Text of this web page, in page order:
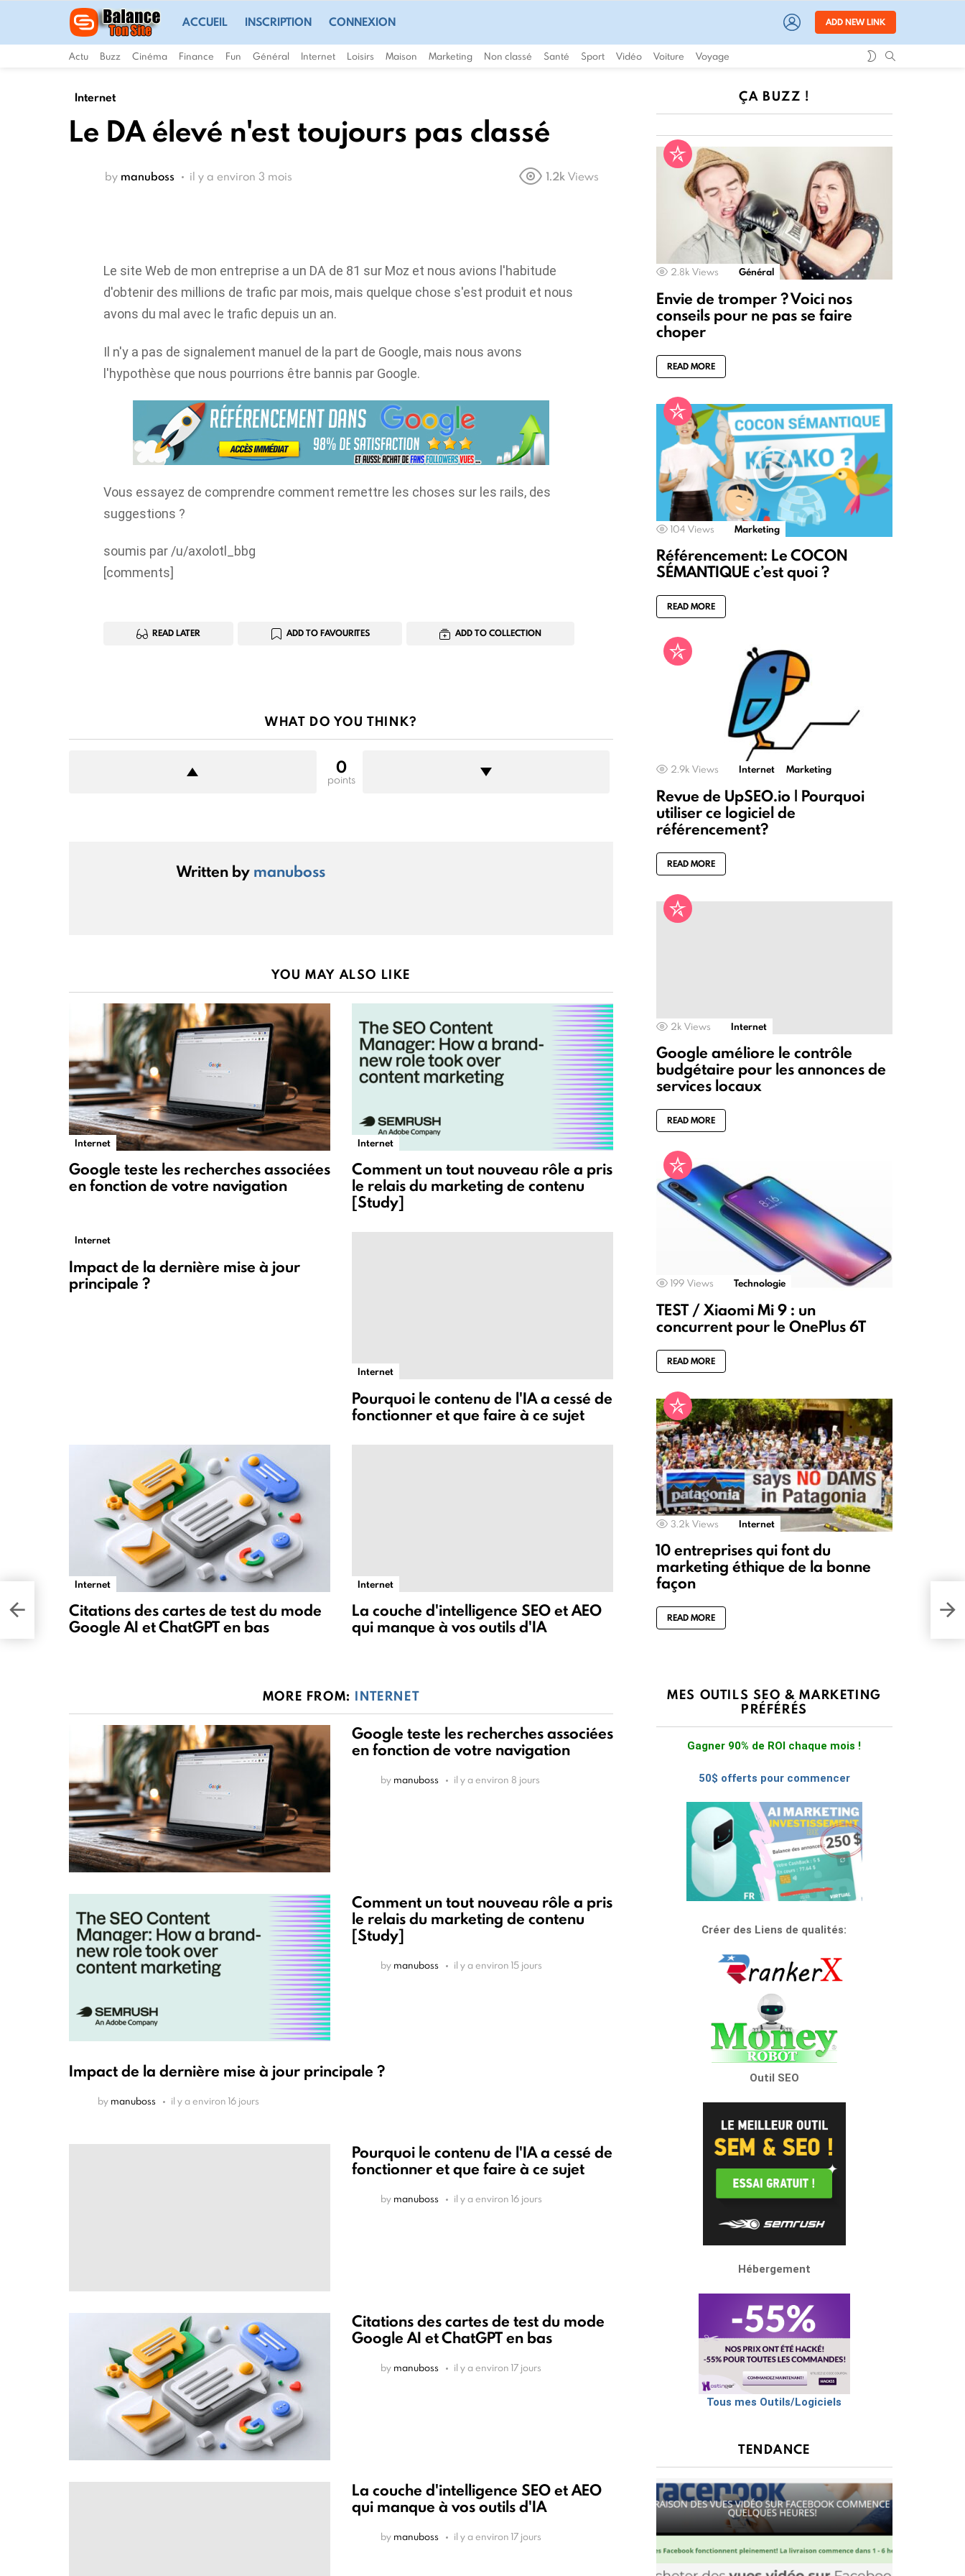
ACCUEIL INSCRIPTION CONNEXION LOGIN ADD NEW LINK
Actu Buzz Cinéma Finance Fun Général Internet Loisirs Maison Marketing Non classé Santé Sport Vidéo Voiture Voyage
SWITCH
Internet
Le DA élevé n'est toujours pas classé
by manuboss il y a environ 3 mois 1.2k Views
Le site Web de mon entreprise a un DA de 81 sur Moz et nous avions l'habitude
d'obtenir des millions de trafic par mois, mais quelque chose s'est produit et nous
avons du mal avec le trafic depuis un an.
Il n'y a pas de signalement manuel de la part de Google, mais nous avons
l'hypothèse que nous pourrions être bannis par Google.
Vous essayez de comprendre comment remettre les choses sur les rails, des
suggestions ?
soumis par /u/axolotl_bbg
[comments]
READ LATER ADD TO FAVOURITES ADD TO COLLECTION
WHAT DO YOU THINK?
0
points
Written by manuboss
YOU MAY ALSO LIKE
Internet
Google teste les recherches associées
en fonction de votre navigation
Internet
Comment un tout nouveau rôle a pris
le relais du marketing de contenu
[Study]
Internet
Impact de la dernière mise à jour
principale ?
Internet
Pourquoi le contenu de l'IA a cessé de
fonctionner et que faire à ce sujet
Internet
Citations des cartes de test du mode
Google AI et ChatGPT en bas
Internet
La couche d'intelligence SEO et AEO
qui manque à vos outils d'IA
MORE FROM: INTERNET
Google teste les recherches associées
en fonction de votre navigation
by manuboss il y a environ 8 jours
Comment un tout nouveau rôle a pris
le relais du marketing de contenu
[Study]
by manuboss il y a environ 15 jours
Impact de la dernière mise à jour principale ?
by manuboss il y a environ 16 jours
Pourquoi le contenu de l'IA a cessé de
fonctionner et que faire à ce sujet
by manuboss il y a environ 16 jours
Citations des cartes de test du mode
Google AI et ChatGPT en bas
by manuboss il y a environ 17 jours
La couche d'intelligence SEO et AEO
qui manque à vos outils d'IA
by manuboss il y a environ 17 jours
ÇA BUZZ !
2.8k Views Général
Envie de tromper ? Voici nos
conseils pour ne pas se faire
choper
READ MORE
104 Views Marketing
Référencement: Le COCON
SÉMANTIQUE c’est quoi ?
READ MORE
2.9k Views Internet Marketing
Revue de UpSEO.io | Pourquoi
utiliser ce logiciel de
référencement?
READ MORE
2k Views Internet
Google améliore le contrôle
budgétaire pour les annonces de
services locaux
READ MORE
199 Views Technologie
TEST / Xiaomi Mi 9 : un
concurrent pour le OnePlus 6T
READ MORE
3.2k Views Internet
10 entreprises qui font du
marketing éthique de la bonne
façon
READ MORE
MES OUTILS SEO & MARKETING
PRÉFÉRÉS
Gagner 90% de ROI chaque mois !
50$ offerts pour commencer
Créer des Liens de qualités:
Outil SEO
Hébergement
Tous mes Outils/Logiciels
TENDANCE